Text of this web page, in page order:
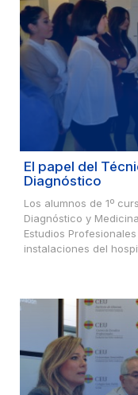
El papel del
Diagnóstico
Los alumnos de 1º
Diagnóstico y
Estudios
instalaciones del